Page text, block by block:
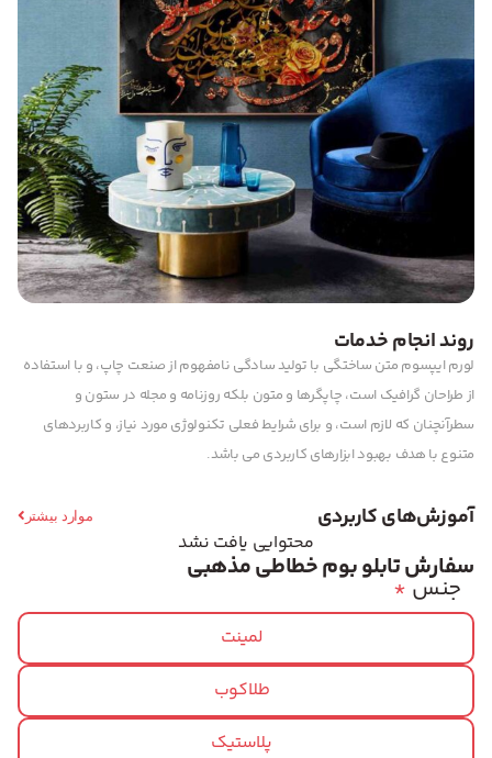
روند انجام خدمات
لورم ایپسوم متن ساختگی با تولید سادگی نامفهوم از صنعت چاپ، و با استفاده
از طراحان گرافیک است، چاپگرها و متون بلکه روزنامه و مجله در ستون و
سطرآنچنان که لازم است، و برای شرایط فعلی تکنولوژی مورد نیاز، و کاربردهای
متنوع با هدف بهبود ابزارهای کاربردی می باشد.
آموزش‌های کاربردی موارد بیشتر
محتوایی یافت نشد
سفارش تابلو بوم خطاطی مذهبی
*جنس
لمینت
طلاکوب
پلاستیک